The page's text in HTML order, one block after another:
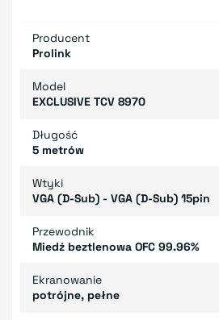
Producent
Prolink
Model
EXCLUSIVE TCV 8970
Długość
5 metrów
Wtyki
VGA (D-Sub) - VGA (D-Sub) 15pin
Przewodnik
Miedź beztlenowa OFC 99.96%
Ekranowanie
potrójne, pełne